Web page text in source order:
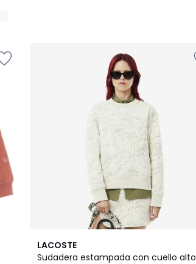
LACOSTE
Sudadera estampada con cuello alto
5
/